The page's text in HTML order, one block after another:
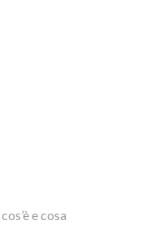
e cosa